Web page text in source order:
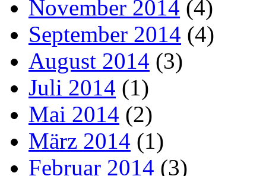
November 2014 (4)
September 2014 (4)
August 2014 (3)
Juli 2014 (1)
Mai 2014 (2)
März 2014 (1)
Februar 2014 (3)